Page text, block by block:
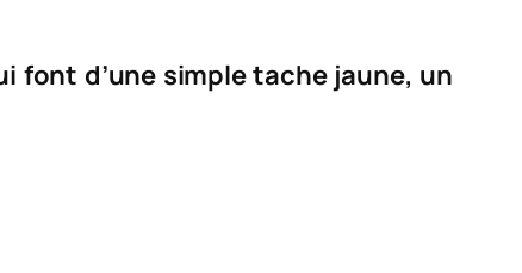
font d’une simple tache jaune, un